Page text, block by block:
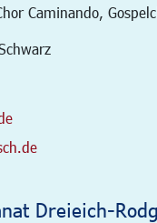
Caminando,
Dreieich-